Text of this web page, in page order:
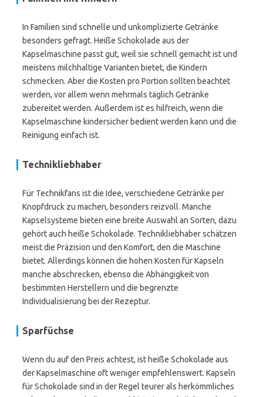
In Familien sind schnelle und unkomplizierte Getränke
besonders gefragt. Heiße Schokolade aus der
Kapselmaschine passt gut, weil sie schnell gemacht ist und
meistens milchhaltige Varianten bietet, die Kindern
schmecken. Aber die Kosten pro Portion sollten beachtet
werden, vor allem wenn mehrmals täglich Getränke
zubereitet werden. Außerdem ist es hilfreich, wenn die
Kapselmaschine kindersicher bedient werden kann und die
Reinigung einfach ist.
Technikliebhaber
Für Technikfans ist die Idee, verschiedene Getränke per
Knopfdruck zu machen, besonders reizvoll. Manche
Kapselsysteme bieten eine breite Auswahl an Sorten, dazu
gehört auch heiße Schokolade. Technikliebhaber schätzen
meist die Präzision und den Komfort, den die Maschine
bietet. Allerdings können die hohen Kosten für Kapseln
manche abschrecken, ebenso die Abhängigkeit von
bestimmten Herstellern und die begrenzte
Individualisierung bei der Rezeptur.
Sparfüchse
Wenn du auf den Preis achtest, ist heiße Schokolade aus
der Kapselmaschine oft weniger empfehlenswert. Kapseln
für Schokolade sind in der Regel teurer als herkömmliches